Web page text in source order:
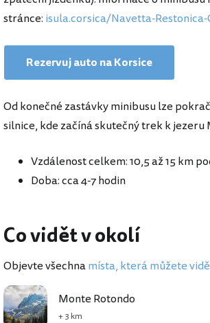
stránce: isula.corsica/Navetta-Restonica-
Rezervuj auto na Korsice
Od konečné zastávky minibusu lze
silnice, kde začíná skutečný trek k jezeru
Vzdálenost celkem: 10,5 až 15 km
Doba: cca 4-7 hodin
Co vidět v okolí
Objevte všechnamísta, která můžete
Monte Rotondo
+ 3 km